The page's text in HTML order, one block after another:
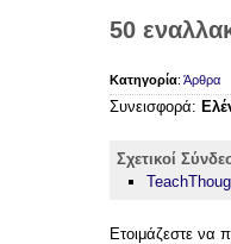
50
Κατηγορία: Άρθρα
Συνεισφορά:
Σχετικοί
Ετοιμάζεστε να